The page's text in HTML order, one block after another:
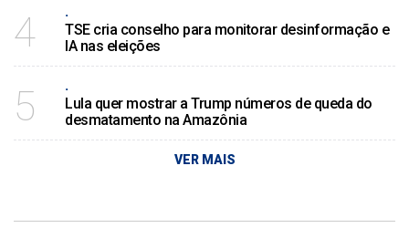
4 .
TSE cria conselho para monitorar desinformação e
IA nas eleições
5 .
Lula quer mostrar a Trump números de queda do
desmatamento na Amazônia
VER MAIS